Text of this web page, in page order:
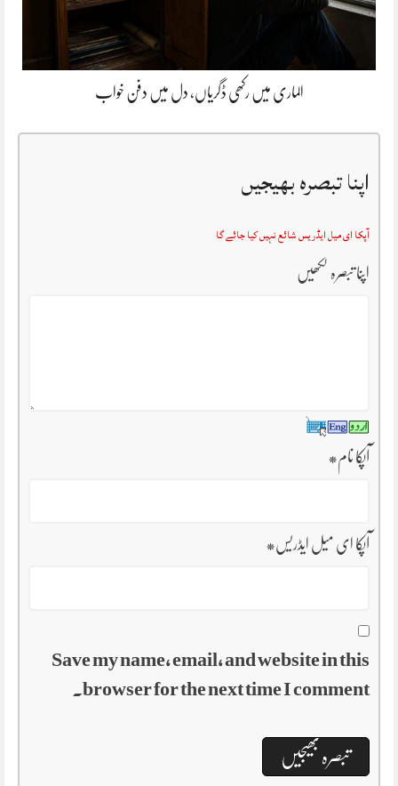
الماری میں رکھی ڈگریاں، دل میں دفن خواب
اپنا تبصرہ بھیجیں
آپکا ای میل ایڈریس شائع نہیں کیا جائے گا
اپنا تبصرہ لکھیں
آپکا نام*
آپکا ای میل ایڈریس*
Save my name, email, and website in this
browser for the next time I comment.